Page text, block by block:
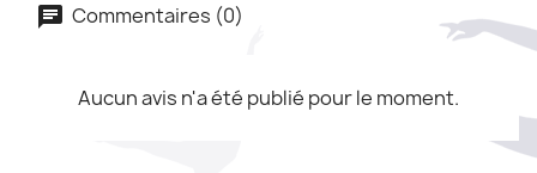
Commentaires (0)
Aucun avis n'a été publié pour le moment.